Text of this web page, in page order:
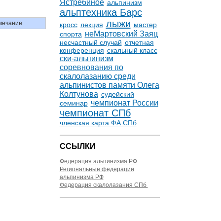
Ястребиное альпинизм
альптехника Барс
кросс лекция лыжи мастер
спорта неМартовский Заяц
несчастный случай отчетная
конференция скальный класс
ски-альпинизм
соревнования по
скалолазанию среди
альпинистов памяти Олега
Колтунова судейский
семинар чемпионат России
чемпионат СПб
членская карта ФА СПб
ССЫЛКИ
Федерация альпинизма РФ
Региональные федерации
альпинизма РФ
Федерация скалолазания СПб